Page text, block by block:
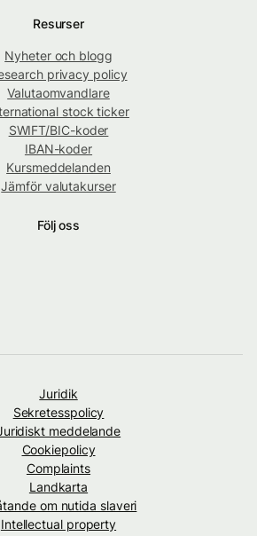
Resurser
Nyheter och blogg
privacy policy
Valutaomvandlare
stock ticker
SWIFT/BIC-koder
IBAN-koder
Kursmeddelanden
Jämför valutakurser
Följ oss
Juridik
Sekretesspolicy
meddelande
Cookiepolicy
Complaints
Landkarta
om nutida slaveri
Intellectual property